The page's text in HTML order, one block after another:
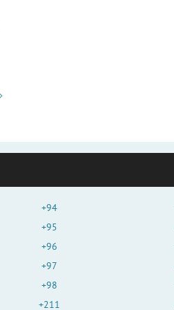
+94
+95
+96
+97
+98
+211